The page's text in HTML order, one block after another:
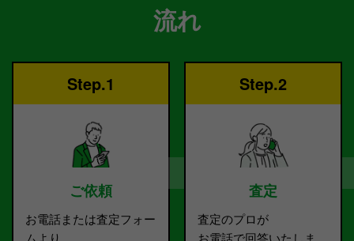
流れ
Step.1
ご依頼
お電話または査定フォー
Step.2
査定
査定のプロが